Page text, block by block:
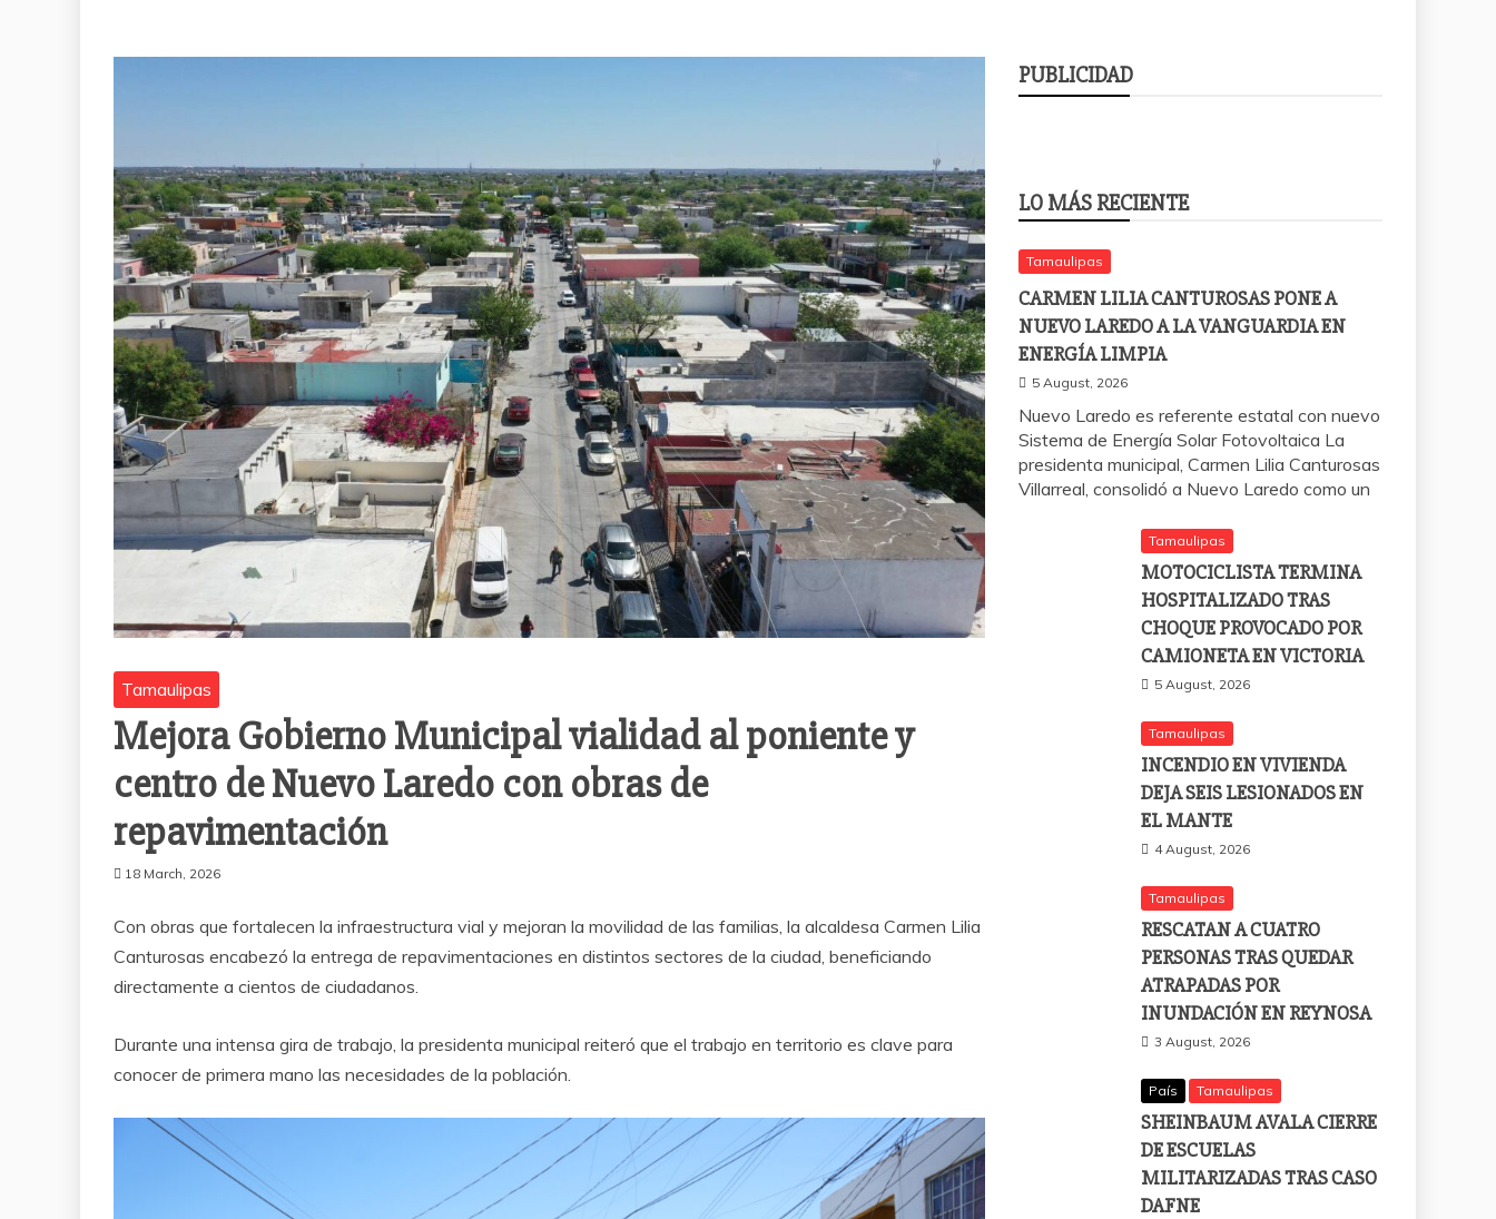
Tamaulipas
Mejora Gobierno Municipal vialidad al poniente y
centro de Nuevo Laredo con obras de
repavimentación
18 March, 2026
Con obras que fortalecen la infraestructura vial y mejoran la movilidad de las familias, la alcaldesa Carmen Lilia
Canturosas encabezó la entrega de repavimentaciones en distintos sectores de la ciudad, beneficiando
directamente a cientos de ciudadanos.
Durante una intensa gira de trabajo, la presidenta municipal reiteró que el trabajo en territorio es clave para
conocer de primera mano las necesidades de la población.
PUBLICIDAD
LO MÁS RECIENTE
Tamaulipas
CARMEN LILIA CANTUROSAS PONE A
NUEVO LAREDO A LA VANGUARDIA EN
ENERGÍA LIMPIA
5 August, 2026
Nuevo Laredo es referente estatal con nuevo
Sistema de Energía Solar Fotovoltaica La
presidenta municipal, Carmen Lilia Canturosas
Villarreal, consolidó a Nuevo Laredo como un
Tamaulipas
MOTOCICLISTA TERMINA
HOSPITALIZADO TRAS
CHOQUE PROVOCADO POR
CAMIONETA EN VICTORIA
5 August, 2026
Tamaulipas
INCENDIO EN VIVIENDA
DEJA SEIS LESIONADOS EN
EL MANTE
4 August, 2026
Tamaulipas
RESCATAN A CUATRO
PERSONAS TRAS QUEDAR
ATRAPADAS POR
INUNDACIÓN EN REYNOSA
3 August, 2026
País Tamaulipas
SHEINBAUM AVALA CIERRE
DE ESCUELAS
MILITARIZADAS TRAS CASO
DAFNE